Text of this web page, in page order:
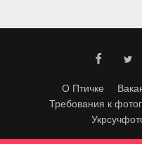
О Птичке
Требования к